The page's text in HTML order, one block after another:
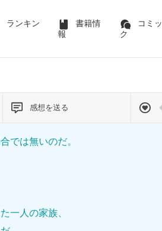
ランキン
書籍情
報
コミッ
ク
感想を送る
前のページを表示する
では無いのだ。
一人の家族、